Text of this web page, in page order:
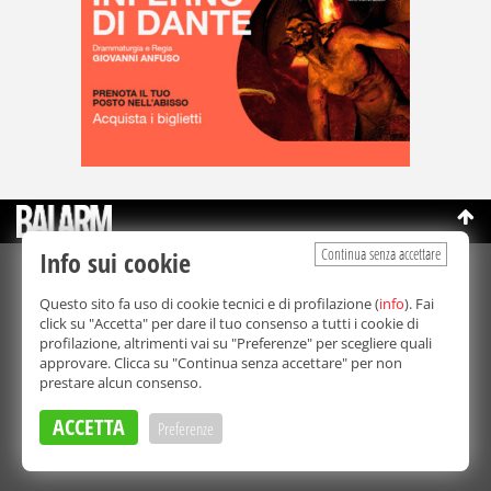
©Copyright 2003-2026
Bmedia Srl
- P.IVA 07064240828
La riproduzione totale o parziale di tutti i contenuti, in qualunque
forma, su qualsiasi supporto è proibita.
Balarm.it è una testata giornalistica registrata. Autorizzazione del
Tribunale di Palermo n° 32 del 21/10/2003
Direttore responsabile:
Continua senza accettare
Info sui cookie
Questo sito fa uso di cookie tecnici e di profilazione (info). Fai
click su "Accetta" per dare il tuo consenso a tutti i cookie di
profilazione, altrimenti vai su "Preferenze" per scegliere quali
approvare. Clicca su "Continua senza accettare" per non
prestare alcun consenso.
ACCETTA Preferenze